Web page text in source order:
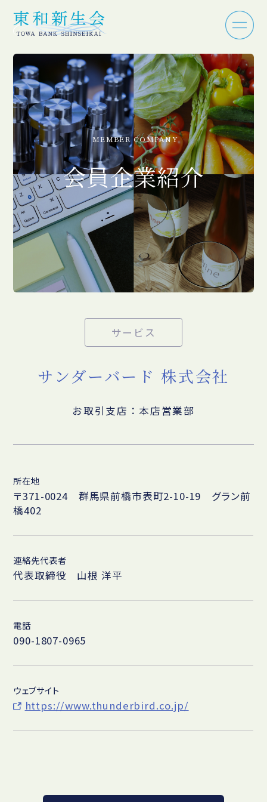
MEMBER COMPANY
会員企業紹介
サービス
サンダーバード 株式会社
お取引支店：本店営業部
所在地
〒371-0024 群馬県前橋市表町2-10-19 グラン前
橋402
連絡先代表者
代表取締役 山根 洋平
電話
090-1807-0965
ウェブサイト
https://www.thunderbird.co.jp/